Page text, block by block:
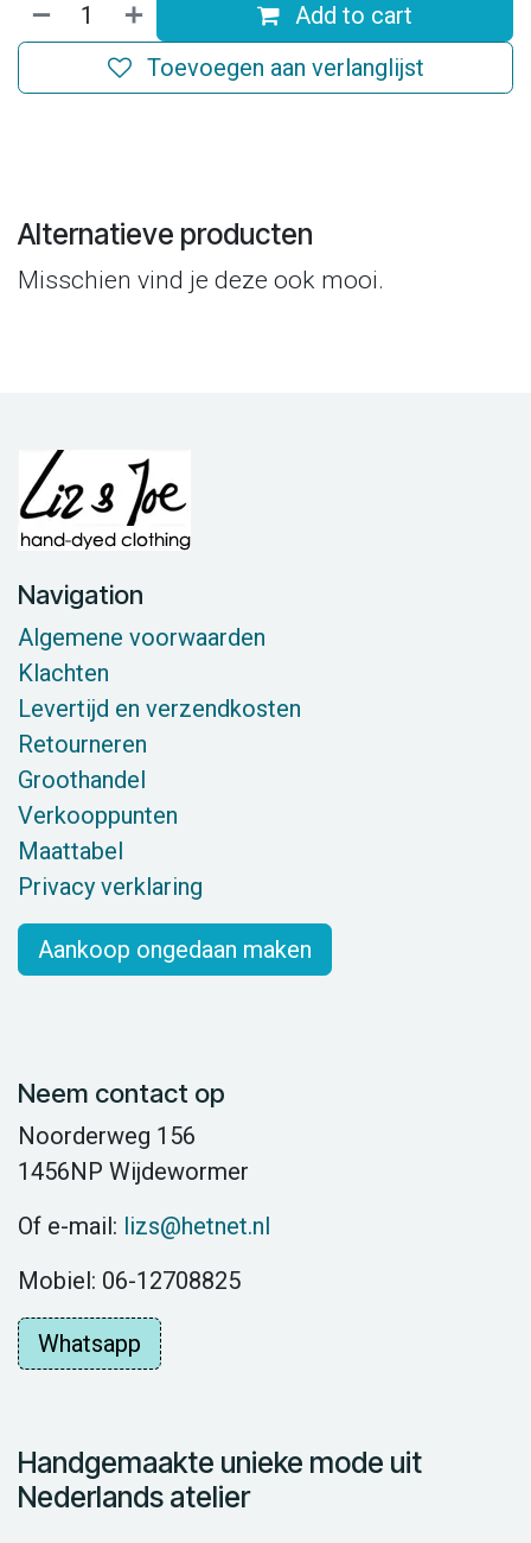
Add to cart
Toevoegen aan verlanglijst
Alternatieve producten
Misschien vind je deze ook mooi.
Navigation
Algemene voorwaarden
Klachten
Levertijd en verzendkosten
Retourneren
Groothandel
Verkooppunten
Maattabel
Privacy verklaring
Aankoop ongedaan maken
Neem contact op
Noorderweg 156
1456NP Wijdewormer
Of e-mail: lizs@hetnet.nl
Mobiel: 06-12708825
Whatsapp
Handgemaakte unieke mode uit
Nederlands atelier